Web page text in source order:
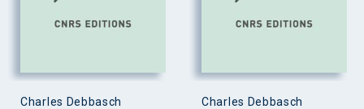
Charles Debbasch Charles Debbasch